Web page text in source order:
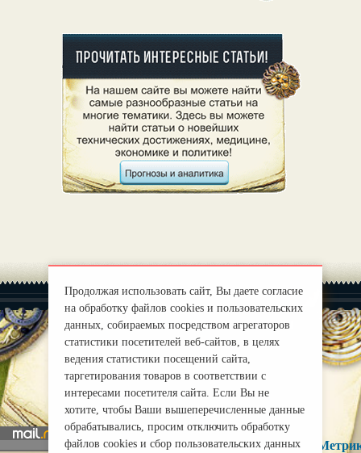
О нас |
mirprognoz@mail.ru
Продолжая использовать сайт, Вы даете согласие
на обработку файлов cookies и пользовательских
данных, собираемых посредством агрегаторов
статистики посетителей веб-сайтов, в целях
ведения статистики посещений сайта,
таргетирования товаров в соответствии с
интересами посетителя сайта. Если Вы не
хотите, чтобы Ваши вышеперечисленные данные
обрабатывались, просим отключить обработку
файлов cookies и сбор пользовательских данных